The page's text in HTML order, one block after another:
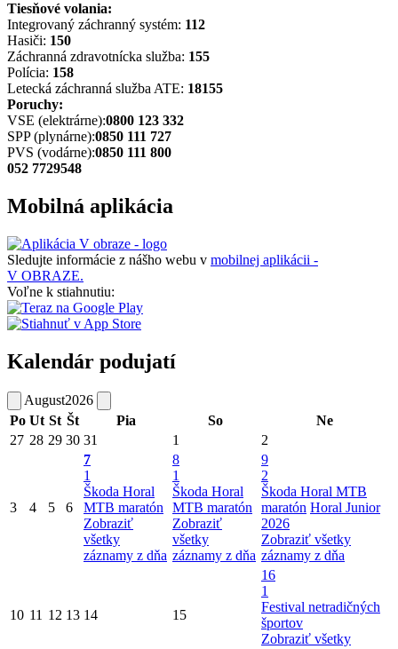
Tiesňové volania:
Integrovaný záchranný systém: 112
Hasiči: 150
Záchranná zdravotnícka služba: 155
Polícia: 158
Letecká záchranná služba ATE: 18155
Poruchy:
VSE (elektrárne):0800 123 332
SPP (plynárne):0850 111 727
PVS (vodárne):0850 111 800
052 7729548
Mobilná aplikácia
Sledujte informácie z nášho webu v mobilnej aplikácii -
V OBRAZE.
Voľne k stiahnutiu:
Kalendár podujatí
August2026
Po Ut St Št Pia So
Ne
27 28 29 30 31 1 2
3 4 5 6
7
1
Škoda Horal
MTB maratón
Zobraziť
všetky
záznamy z dňa
8
1
Škoda Horal
MTB maratón
Zobraziť
všetky
záznamy z dňa
9
2
Škoda Horal MTB
maratón Horal Junior
2026
Zobraziť všetky
záznamy z dňa
10 11 12 13 14 15
16
1
Festival netradičných
športov
Zobraziť všetky